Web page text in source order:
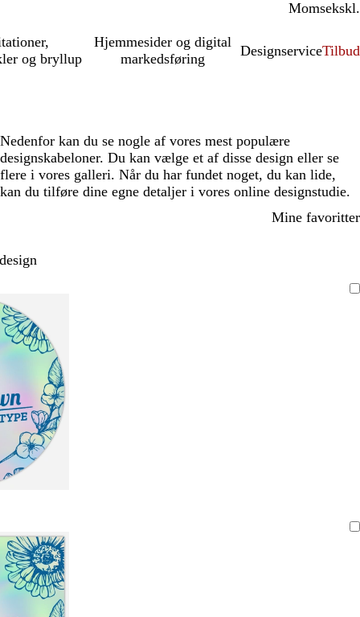
Momsinkl.
ekskl.
og bryllup
Hjemmesider og digital
markedsføring
DesignserviceTilbud
Nedenfor kan du se nogle af vores mest populære
designskabeloner. Du kan vælge et af disse design eller se
flere i vores galleri. Når du har fundet noget, du kan lide,
kan du tilføre dine egne detaljer i vores online designstudie.
Mine favoritter